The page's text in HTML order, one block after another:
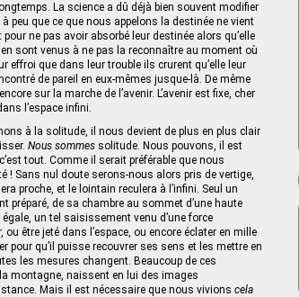
La science a dû déjà bien souvent modifier
peu que ce que nous appelons la destinée ne vient
ne pas avoir absorbé leur destinée alors qu’elle
sont venus à ne pas la reconnaître au moment où
effroi que dans leur trouble ils crurent qu’elle leur
de pareil en eux-mêmes jusque-là. De même
sur la marche de l’avenir. L’avenir est fixe, cher
l’espace infini.
à la solitude, il nous devient de plus en plus clair
Nous sommes solitude. Nous pouvons, il est
tout. Comme il serait préférable que nous
! Sans nul doute serons-nous alors pris de vertige,
proche, et le lointain reculera à l’infini. Seul un
préparé, de sa chambre au sommet d’une haute
un tel saisissement venu d’une force
être jeté dans l’espace, ou encore éclater en mille
qu’il puisse recouvrer ses sens et les mettre en
les mesures changent. Beaucoup de ces
montagne, naissent en lui des images
Mais il est nécessaire que nous vivions cela